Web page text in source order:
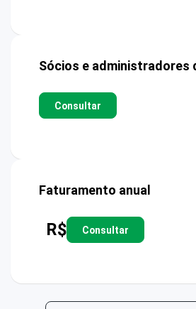
Sócios e administradores
Consultar
Faturamento anual
R$ Consultar